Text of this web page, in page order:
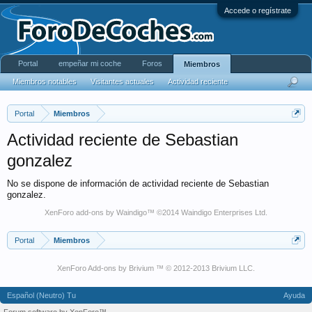
Accede o regístrate
Portal Miembros
Actividad reciente de Sebastian
gonzalez
No se dispone de información de actividad reciente de Sebastian
gonzalez.
XenForo add-ons by Waindigo™ ©2014 Waindigo Enterprises Ltd
Portal Miembros
XenForo Add-ons by Brivium ™ © 2012-2013 Brivium LLC.
Portal empeñar mi coche Foros Miembros
Miembros notables Visitantes actuales Actividad reciente
Español (Neutro) Tu
Ayuda